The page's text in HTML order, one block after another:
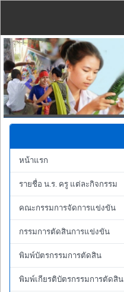
Previous
หน้าแรก
รายชื่อ น.ร. ครู แต่ละกิจกรรม
คณะกรรมการจัดการแข่งขัน
กรรมการตัดสินการแข่งขัน
พิมพ์บัตรกรรมการตัดสิน
พิมพ์เกียรติบัตรกรรมการตัดสิน